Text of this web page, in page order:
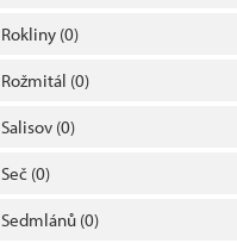
Rokliny (0)
Rožmitál (0)
Salisov (0)
Seč (0)
Sedmlánů (0)